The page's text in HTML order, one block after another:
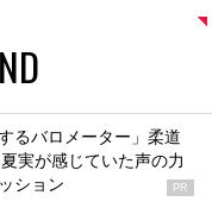
るバロメーター」柔道
実が感じていた声の力
ション
PR